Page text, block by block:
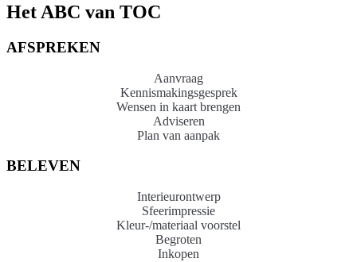
Het ABC van TOC
AFSPREKEN
Aanvraag
Kennismakingsgesprek
Wensen in kaart brengen
Adviseren
Plan van aanpak
BELEVEN
Interieurontwerp
Sfeerimpressie
Kleur-/materiaal voorstel
Begroten
Inkopen